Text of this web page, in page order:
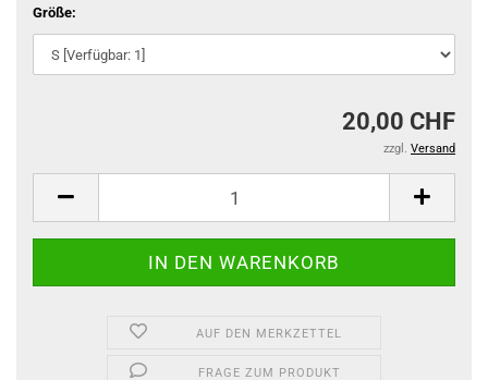
Größe:
20,00 CHF
zzgl. Versand
AUF DEN MERKZETTEL
FRAGE ZUM PRODUKT